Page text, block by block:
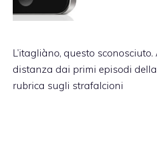
L’itagliàno, questo
distanza dai primi episodi
rubrica sugli strafalcioni